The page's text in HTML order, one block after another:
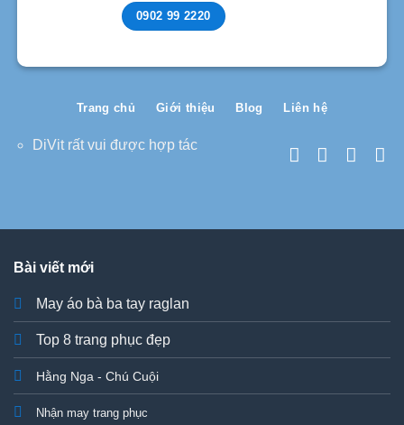
0902 99 2220
DiVit rất vui được hợp tác
Trang chủ Giới thiệu Blog Liên hệ
Bài viết mới
May áo bà ba tay raglan
Top 8 trang phục đẹp
Hằng Nga - Chú Cuội
Nhận may trang phục